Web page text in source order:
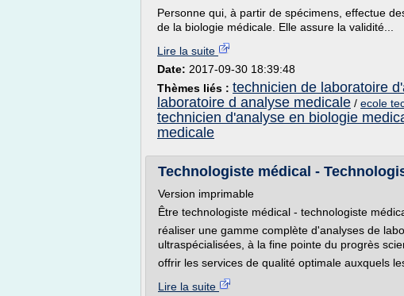
Personne qui, à partir de spécimens, effectue
de la biologie médicale. Elle assure la validité...
Lire la suite
Date: 2017-09-30 18:39:48
Thèmes liés : technicien de laboratoire
laboratoire d analyse medicale / ecole
technicien d'analyse en biologie
medicale
Technologiste médical -
Version imprimable
Être technologiste médical - technologiste
réaliser une gamme complète d'analyses de
ultraspécialisées, à la fine pointe du progrès
offrir les services de qualité optimale auxquels
Lire la suite